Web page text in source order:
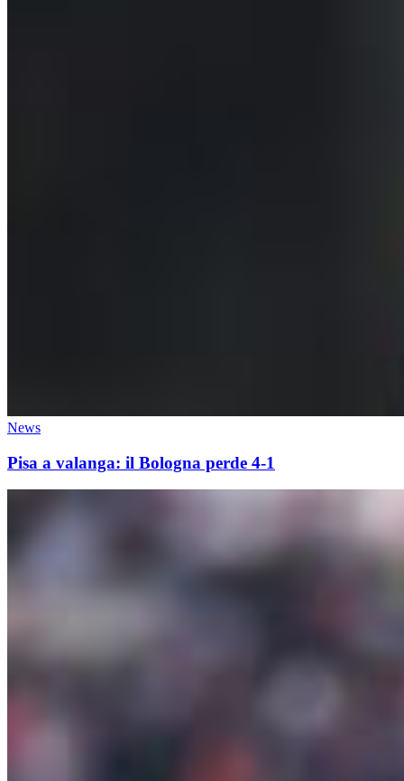
News
Pisa a valanga: il Bologna perde 4-1